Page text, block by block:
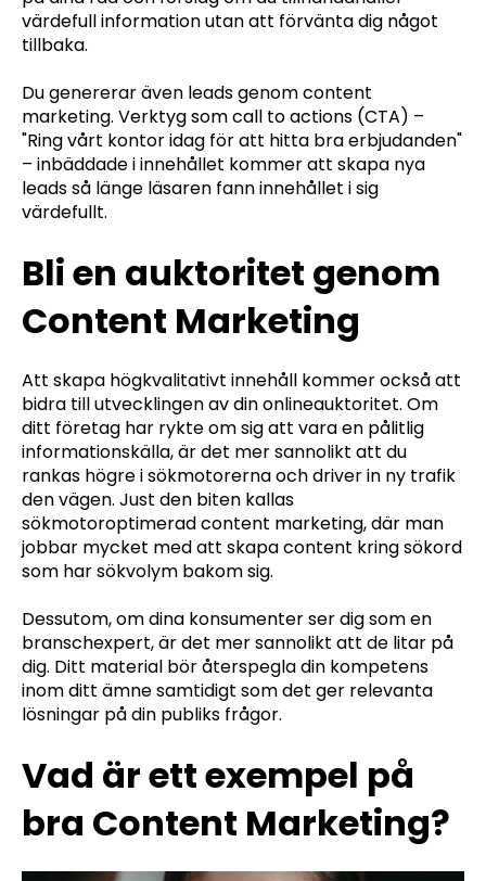
värdefull information utan att förvänta dig något
tillbaka.
Du genererar även leads genom content
marketing. Verktyg som call to actions (CTA) –
"Ring vårt kontor idag för att hitta bra erbjudanden"
– inbäddade i innehållet kommer att skapa nya
leads så länge läsaren fann innehållet i sig
värdefullt.
Bli en auktoritet genom
Content Marketing
Att skapa högkvalitativt innehåll kommer också att
bidra till utvecklingen av din onlineauktoritet. Om
ditt företag har rykte om sig att vara en pålitlig
informationskälla, är det mer sannolikt att du
rankas högre i sökmotorerna och driver in ny trafik
den vägen. Just den biten kallas
sökmotoroptimerad content marketing, där man
jobbar mycket med att skapa content kring sökord
som har sökvolym bakom sig.
Dessutom, om dina konsumenter ser dig som en
branschexpert, är det mer sannolikt att de litar på
dig. Ditt material bör återspegla din kompetens
inom ditt ämne samtidigt som det ger relevanta
lösningar på din publiks frågor.
Vad är ett exempel på
bra Content Marketing?